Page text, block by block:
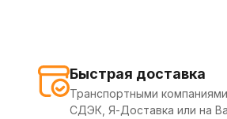
Быстрая доставка
Транспортными
СДЭК, Я-Доставка или на